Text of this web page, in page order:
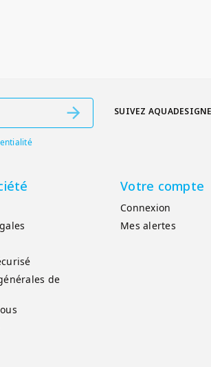
SUIVEZ
de
Votre compte
Connexion
Mes alertes